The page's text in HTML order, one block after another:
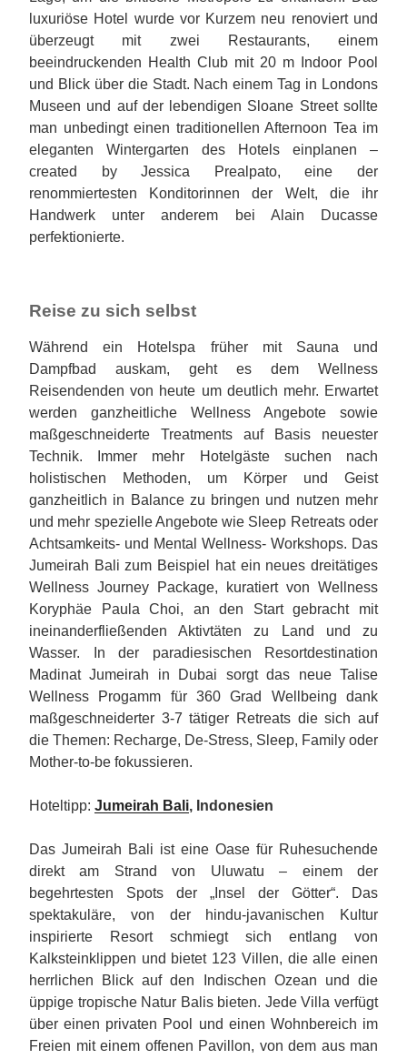
luxuriöse Hotel wurde vor Kurzem neu renoviert und
überzeugt mit zwei Restaurants, einem
beeindruckenden Health Club mit 20 m Indoor Pool
und Blick über die Stadt. Nach einem Tag in Londons
Museen und auf der lebendigen Sloane Street sollte
man unbedingt einen traditionellen Afternoon Tea im
eleganten Wintergarten des Hotels einplanen –
created by Jessica Prealpato, eine der
renommiertesten Konditorinnen der Welt, die ihr
Handwerk unter anderem bei Alain Ducasse
perfektionierte.
Reise zu sich selbst
Während ein Hotelspa früher mit Sauna und
Dampfbad auskam, geht es dem Wellness
Reisendenden von heute um deutlich mehr. Erwartet
werden ganzheitliche Wellness Angebote sowie
maßgeschneiderte Treatments auf Basis neuester
Technik. Immer mehr Hotelgäste suchen nach
holistischen Methoden, um Körper und Geist
ganzheitlich in Balance zu bringen und nutzen mehr
und mehr spezielle Angebote wie Sleep Retreats oder
Achtsamkeits- und Mental Wellness- Workshops. Das
Jumeirah Bali zum Beispiel hat ein neues dreitätiges
Wellness Journey Package, kuratiert von Wellness
Koryphäe Paula Choi, an den Start gebracht mit
ineinanderfließenden Aktivtäten zu Land und zu
Wasser. In der paradiesischen Resortdestination
Madinat Jumeirah in Dubai sorgt das neue Talise
Wellness Progamm für 360 Grad Wellbeing dank
maßgeschneiderter 3-7 tätiger Retreats die sich auf
die Themen: Recharge, De-Stress, Sleep, Family oder
Mother-to-be fokussieren.
Hoteltipp: Jumeirah Bali, Indonesien
Das Jumeirah Bali ist eine Oase für Ruhesuchende
direkt am Strand von Uluwatu – einem der
begehrtesten Spots der „Insel der Götter“. Das
spektakuläre, von der hindu-javanischen Kultur
inspirierte Resort schmiegt sich entlang von
Kalksteinklippen und bietet 123 Villen, die alle einen
herrlichen Blick auf den Indischen Ozean und die
üppige tropische Natur Balis bieten. Jede Villa verfügt
über einen privaten Pool und einen Wohnbereich im
Freien mit einem offenen Pavillon, von dem aus man